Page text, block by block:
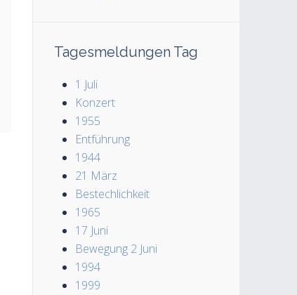
Tagesmeldungen Tag
1 Juli
Konzert
1955
Entführung
1944
21 März
Bestechlichkeit
1965
17 Juni
Bewegung 2 Juni
1994
1999